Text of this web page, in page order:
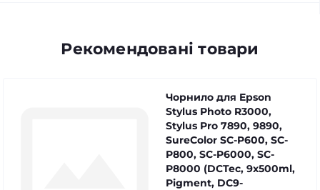
Рекомендовані товари
Чорнило для Epson
Stylus Photo R3000,
Stylus Pro 7890, 9890,
SureColor SC-P600, SC-
P800, SC-P6000, SC-
P8000 (DCTec, 9x500ml,
Pigment, DC9-